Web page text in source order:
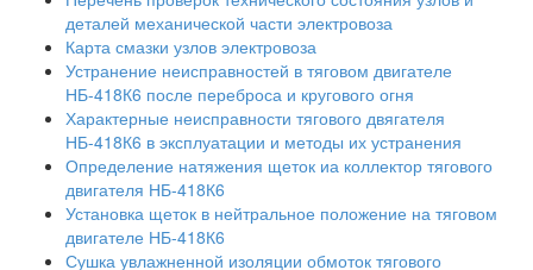
деталей механической части электровоза
Карта смазки узлов электровоза
Устранение неисправностей в тяговом двигателе
НБ-418К6 после переброса и кругового огня
Характерные неисправности тягового двягателя
НБ-418К6 в эксплуатации и методы их устранения
Определение натяжения щеток иа коллектор тягового
двигателя НБ-418К6
Установка щеток в нейтральное положение на тяговом
двигателе НБ-418К6
Сушка увлажненной изоляции обмоток тягового